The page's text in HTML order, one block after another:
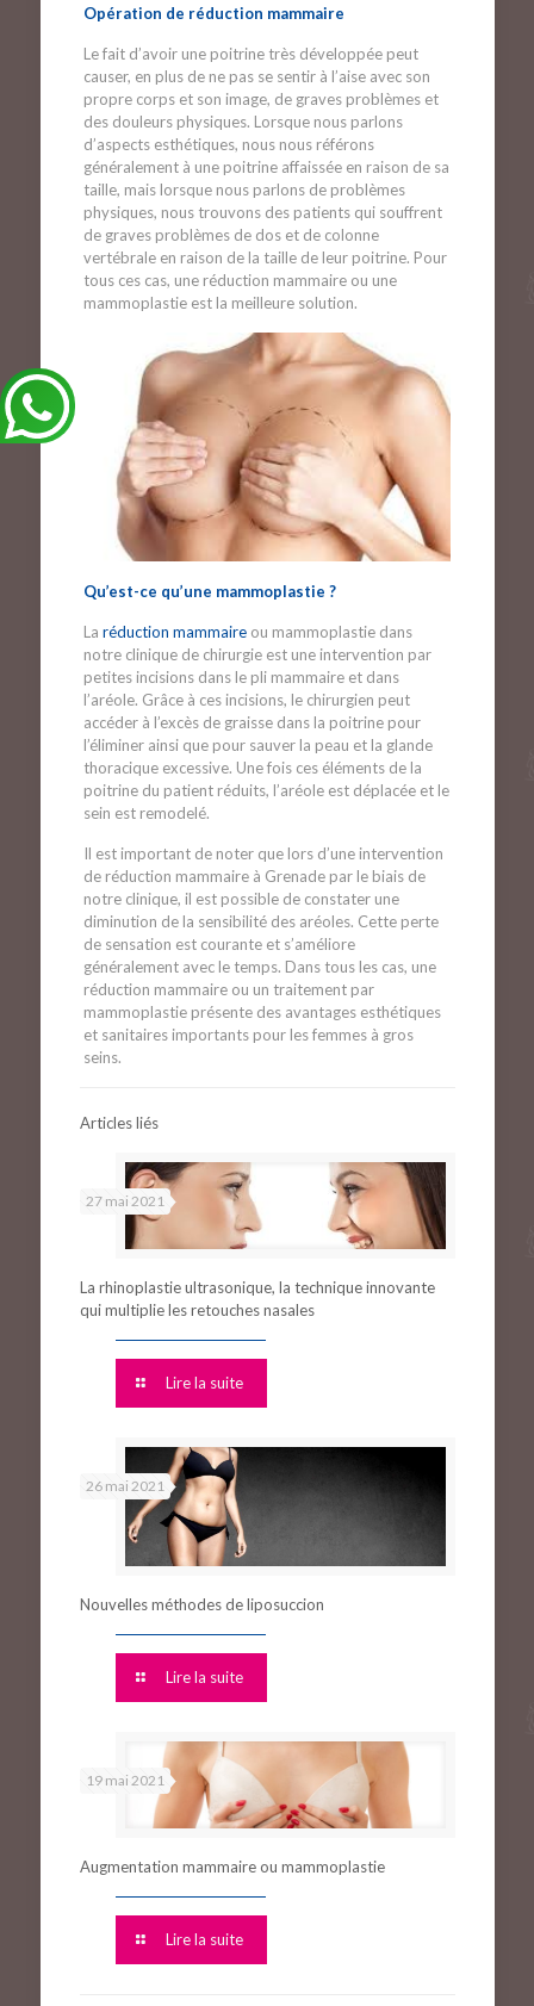
Opération de réduction mammaire
Le fait d’avoir une poitrine très développée peut
causer, en plus de ne pas se sentir à l’aise avec son
propre corps et son image, de graves problèmes et
des douleurs physiques. Lorsque nous parlons
d’aspects esthétiques, nous nous référons
généralement à une poitrine affaissée en raison de sa
taille, mais lorsque nous parlons de problèmes
physiques, nous trouvons des patients qui souffrent
de graves problèmes de dos et de colonne
vertébrale en raison de la taille de leur poitrine. Pour
tous ces cas, une réduction mammaire ou une
mammoplastie est la meilleure solution.
Qu’est-ce qu’une mammoplastie ?
La réduction mammaireou mammoplastie dans
notre clinique de chirurgie est une intervention par
petites incisions dans le pli mammaire et dans
l’aréole. Grâce à ces incisions, le chirurgien peut
accéder à l’excès de graisse dans la poitrine pour
l’éliminer ainsi que pour sauver la peau et la glande
thoracique excessive. Une fois ces éléments de la
poitrine du patient réduits, l’aréole est déplacée et le
sein est remodelé.
Il est important de noter que lors d’une intervention
de réduction mammaire à Grenade par le biais de
notre clinique, il est possible de constater une
diminution de la sensibilité des aréoles. Cette perte
de sensation est courante et s’améliore
généralement avec le temps. Dans tous les cas, une
réduction mammaire ou un traitement par
mammoplastie présente des avantages esthétiques
et sanitaires importants pour les femmes à gros
seins.
Articles liés
27 mai 2021
La rhinoplastie ultrasonique, la technique innovante
qui multiplie les retouches nasales
Lire la suite
26 mai 2021
Nouvelles méthodes de liposuccion
Lire la suite
19 mai 2021
Augmentation mammaire ou mammoplastie
Lire la suite